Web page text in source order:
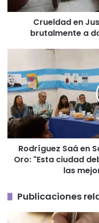
perros
comunitariosCrueldad en
brutalmente a
en
San
Francisco
del
Monte
de
Oro:
"Esta
ciudad
condiciones
las
Rodríguez Saá en
Oro: "Esta ciudad
las
Publicaciones